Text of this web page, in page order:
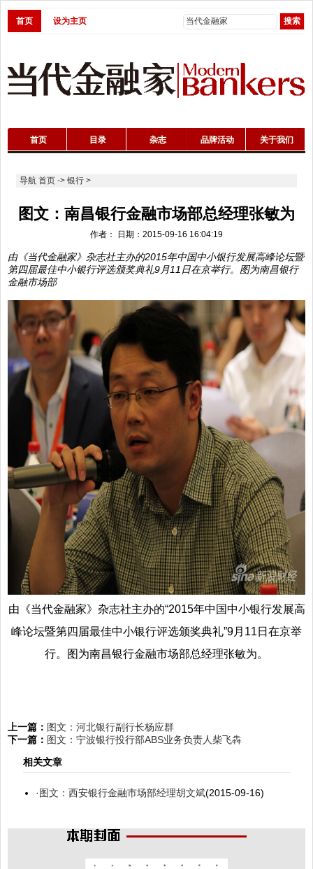
首页 设为主页
首页 目录 杂志 品牌活动 关于我们
导航 首页-> 银行>
图文：南昌银行金融市场部总经理张敏为
作者： 日期：2015-09-16 16:04:19
由《当代金融家》杂志社主办的2015年中国中小银行发展高峰论坛暨
第四届最佳中小银行评选颁奖典礼9月11日在京举行。图为南昌银行
金融市场部
由《当代金融家》杂志社主办的“2015年中国中小银行发展高
峰论坛暨第四届最佳中小银行评选颁奖典礼”9月11日在京举
行。图为南昌银行金融市场部总经理张敏为。
上一篇： 图文：河北银行副行长杨应群
下一篇： 图文：宁波银行投行部ABS业务负责人柴飞犇
相关文章
· 图文：西安银行金融市场部经理胡文斌(2015-09-16)